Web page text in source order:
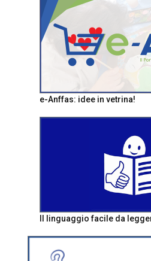
e-Anffas: idee in vetrina!
Il linguaggio facile da